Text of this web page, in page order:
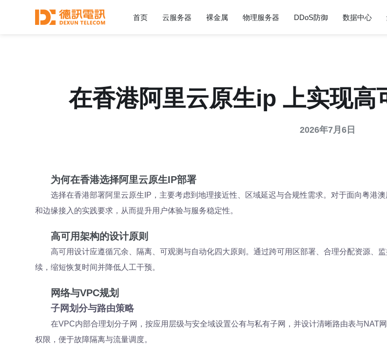
首页 云服务器 裸金属 物理服务器 DDoS防御 数据中心
在香港阿里云原生ip 上实现高
2026年7月6日
为何在香港选择阿里云原生IP部署
选择在香港部署阿里云原生IP，主要考虑到地理接近性、区域延迟与合规性需求。对于面向粤港
和边缘接入的实践要求，从而提升用户体验与服务稳定性。
高可用架构的设计原则
高可用设计应遵循冗余、隔离、可观测与自动化四大原则。通过跨可用区部署、合理分配资源、
续，缩短恢复时间并降低人工干预。
网络与VPC规划
子网划分与路由策略
在VPC内部合理划分子网，按应用层级与安全域设置公有与私有子网，并设计清晰路由表与NAT
权限，便于故障隔离与流量调度。